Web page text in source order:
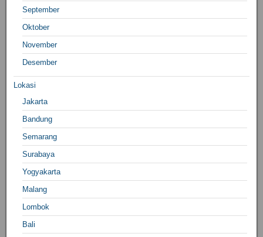
September
Oktober
November
Desember
Lokasi
Jakarta
Bandung
Semarang
Surabaya
Yogyakarta
Malang
Lombok
Bali